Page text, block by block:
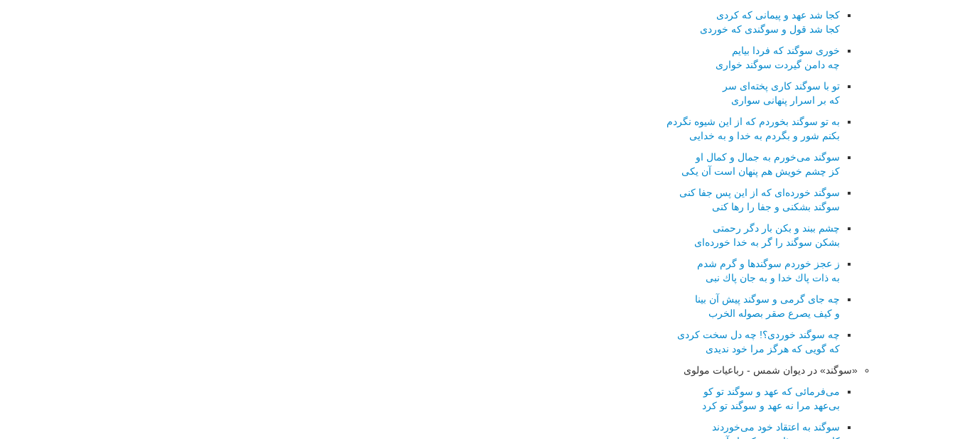
كجا شد عهد و پیمانی كه كردی
كجا شد قول و سوگندی كه خوردی
خوری سوگند كه فردا بیایم
چه دامن گیردت سوگند خواری
تو با سوگند كاری پخته‌ای سر
كه بر اسرار پنهانی سواری
به تو سوگند بخوردم كه از این شیوه نگردم
بكنم شور و بگردم به خدا و به خدایی
سوگند می‌خورم به جمال و كمال او
كز چشم خویش هم پنهان است آن یكی
سوگند خورده‌ای كه از این پس جفا كنی
سوگند بشكنی و جفا را رها كنی
چشم ببند و بكن بار دگر رحمتی
بشكن سوگند را گر به خدا خورده‌ای
ز عجز خوردم سوگندها و گرم شدم
به ذات پاك خدا و به جان پاك نبی
چه جای گرمی و سوگند پیش آن بینا
و كیف یصرع صقر بصوله الخرب
چه سوگند خوردی؟! چه دل سخت كردی
كه گویی كه هرگز مرا خود ندیدی
«سوگند» در دیوان شمس - رباعیات مولوی
می‌فرمائی که عهد و سوگند تو کو
بی‌عهد مرا نه عهد و سوگند تو کرد
سوگند به اعتقاد خود می‌خوردند